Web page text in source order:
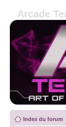
Arcade
Index du forum